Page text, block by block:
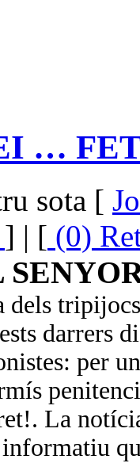
…
sota [
] | [ (0)
dels
darrers
per
La